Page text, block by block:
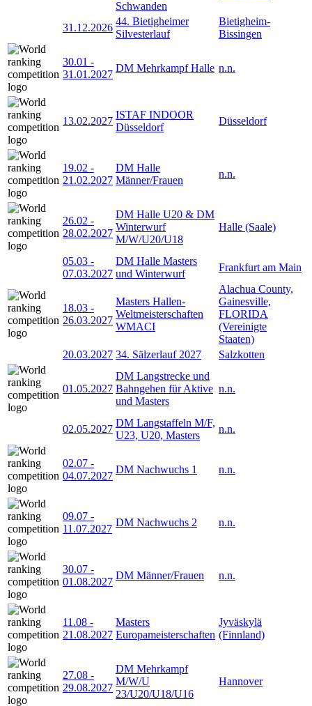
Schwanden
31.12.2026
44. Bietigheimer
Silvesterlauf
Bietigheim-
Bissingen
30.01 -
31.01.2027
DM Mehrkampf Halle n.n.
13.02.2027
ISTAF INDOOR
Düsseldorf
Düsseldorf
19.02 -
21.02.2027
DM Halle
Männer/Frauen
n.n.
26.02 -
28.02.2027
DM Halle U20 & DM
Winterwurf
M/W/U20/U18
Halle (Saale)
05.03 -
07.03.2027
DM Halle Masters
und Winterwurf
Frankfurt am Main
18.03 -
26.03.2027
Masters Hallen-
Weltmeisterschaften
WMACI
Alachua County,
Gainesville,
FLORIDA
(Vereinigte
Staaten)
20.03.2027 34. Sälzerlauf 2027 Salzkotten
01.05.2027
DM Langstrecke und
Bahngehen für Aktive
und Masters
n.n.
02.05.2027
DM Langstaffeln M/F,
U23, U20, Masters
n.n.
02.07 -
04.07.2027
DM Nachwuchs 1 n.n.
09.07 -
11.07.2027
DM Nachwuchs 2 n.n.
30.07 -
01.08.2027
DM Männer/Frauen n.n.
11.08 -
21.08.2027
Masters
Europameisterschaften
Jyväskylä
(Finnland)
27.08 -
29.08.2027
DM Mehrkampf
M/W/U
23/U20/U18/U16
Hannover